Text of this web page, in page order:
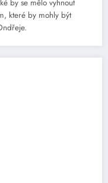
by se mělo vyhnout
které by mohly být